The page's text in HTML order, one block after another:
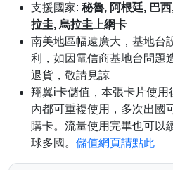
支援國家: 秘魯, 阿根廷, 巴
拉圭, 烏拉圭上網卡
南美地區幅遠廣大，基地台
利，如因電信商基地台問題
退貨，敬請見諒
翔翼i卡儲值，本張卡片使
內都可重複使用，多次出國
購卡。流量使用完畢也可以
球多國。 儲值網頁請點此